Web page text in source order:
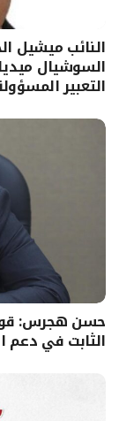
النائب ميشيل
السوشيال
التعبير
حسن هجرس:
الثابت في